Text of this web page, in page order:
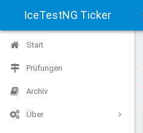
IceTestNG Ticker
Start
Prüfungen
Archiv
Über